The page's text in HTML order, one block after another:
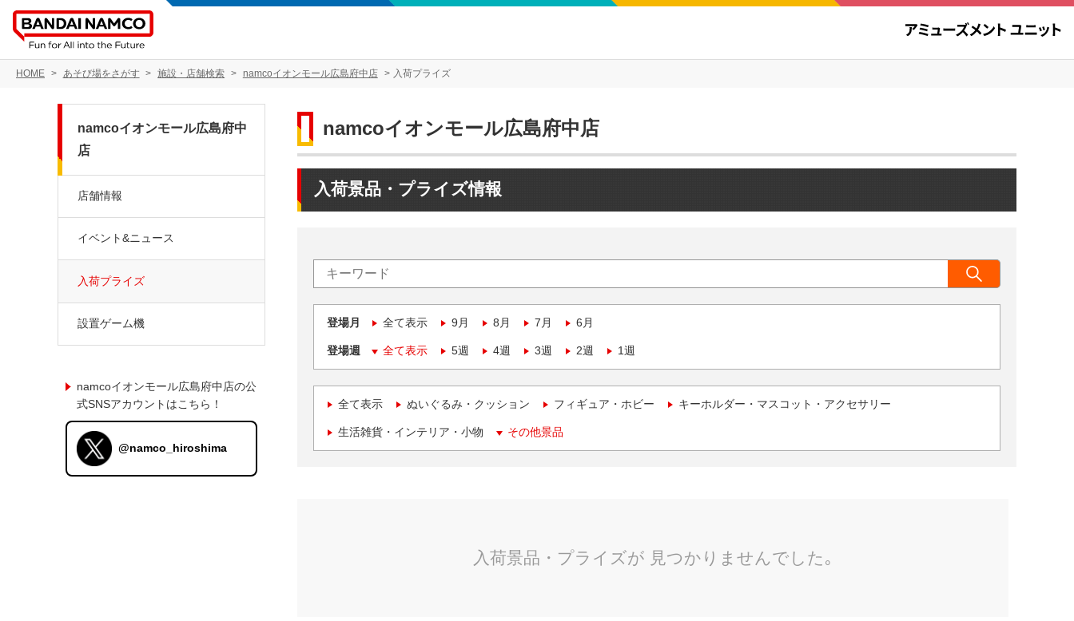
HOME あそび場をさがす 施設・店舗検索 namcoイオンモール広島府中店 入荷プライズ
namcoイオンモール広島府中店
入荷景品・プライズ情報
登場月 全て表示 9月 8月 7月 6月
登場週 全て表示 5週 4週 3週 2週 1週
全て表示 ぬいぐるみ・クッション フィギュア・ホビー キーホルダー・マスコット・アクセサリー
生活雑貨・インテリア・小物 その他景品
namcoイオンモール広島府中
店
店舗情報
イベント&ニュース
入荷プライズ
設置ゲーム機
namcoイオンモール広島府中店の公
式SNSアカウントはこちら！
@namco_hiroshima